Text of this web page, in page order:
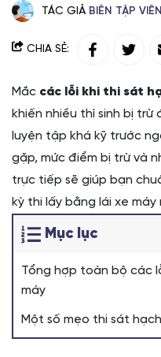
TÁC GIẢ BIÊN TẬP VIÊN
CHIA SẺ:
Mắc các lỗi khi thi sát
khiến nhiều thí sinh bị
luyện tập khá kỹ trước
gặp, mức điểm bị trừ và
trực tiếp sẽ giúp bạn
kỳ thi lấy bằng lái xe
Mục lục
Tổng hợp toàn bộ các
máy
Một số mẹo thi sát